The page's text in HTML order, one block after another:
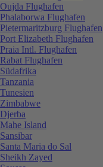
Oujda Flughafen
Phalaborwa Flughafen
Pietermaritzburg Flughafen
Port Elizabeth Flughafen
Praia Intl. Flughafen
Rabat Flughafen
Südafrika
Tanzania
Tunesien
Zimbabwe
Djerba
Mahe Island
Sansibar
Santa Maria do Sal
Sheikh Zayed